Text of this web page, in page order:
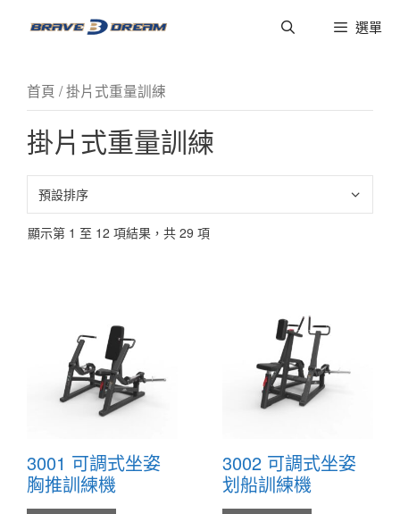
選單
首頁 / 掛片式重量訓練
掛片式重量訓練
顯示第 1 至 12 項結果，共 29 項
3001 可調式坐姿
胸推訓練機
3002 可調式坐姿
划船訓練機